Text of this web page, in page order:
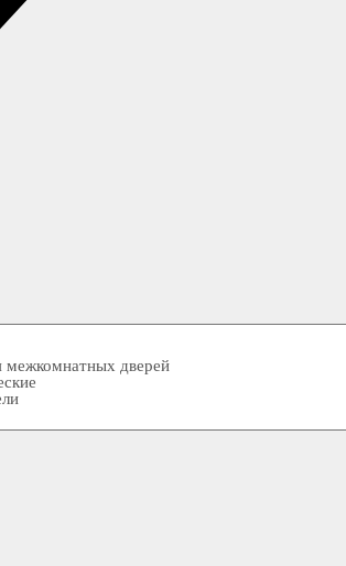
межкомнатных дверей